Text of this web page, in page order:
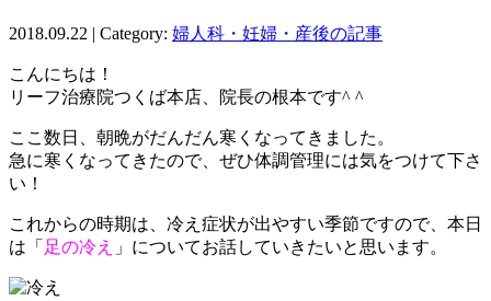
2018.09.22 | Category: 婦人科・妊婦・産後の記事
こんにちは！
リーフ治療院つくば本店、院長の根本です^ ^
ここ数日、朝晩がだんだん寒くなってきました。
急に寒くなってきたので、ぜひ体調管理には気をつけて下さ
い！
これからの時期は、冷え症状が出やすい季節ですので、本日
は「 足の冷え 」についてお話していきたいと思います。